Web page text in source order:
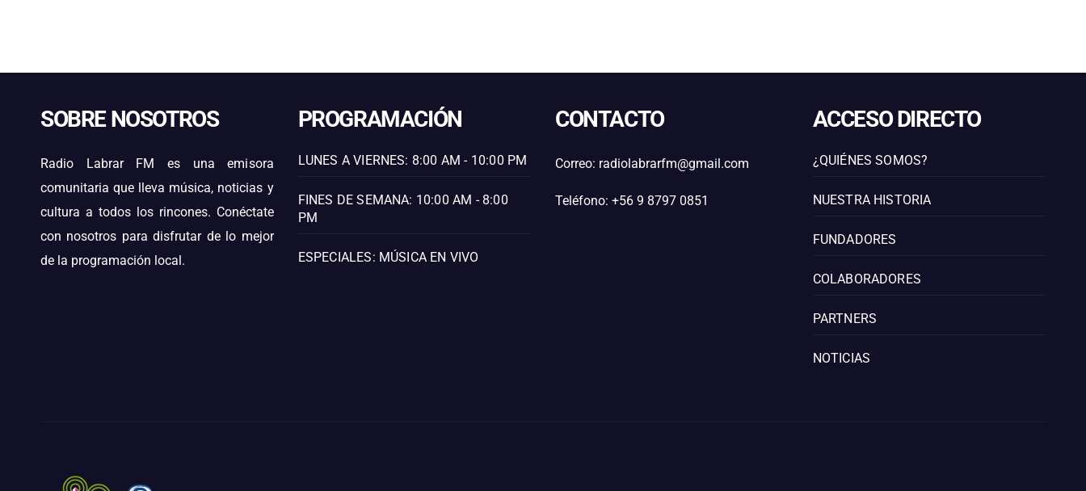
SOBRE NOSOTROS
Radio Labrar FM es una emisora
comunitaria que lleva música, noticias y
cultura a todos los rincones. Conéctate
con nosotros para disfrutar de lo mejor
de la programación local.
PROGRAMACIÓN
LUNES A VIERNES: 8:00 AM - 10:00 PM
FINES DE SEMANA: 10:00 AM - 8:00
PM
ESPECIALES: MÚSICA EN VIVO
CONTACTO
Correo: radiolabrarfm@gmail.com
Teléfono: +56 9 8797 0851
ACCESO DIRECTO
¿QUIÉNES SOMOS?
NUESTRA HISTORIA
FUNDADORES
COLABORADORES
PARTNERS
NOTICIAS